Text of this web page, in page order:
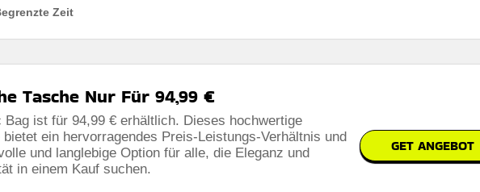
Zeit
Tasche Nur Für 94,99 €
Bag ist für 94,99 € erhältlich. Dieses hochwertige
ein hervorragendes Preis-Leistungs-Verhältnis und
und langlebige Option für alle, die Eleganz und
in einem Kauf suchen.
GET ANGEBOT